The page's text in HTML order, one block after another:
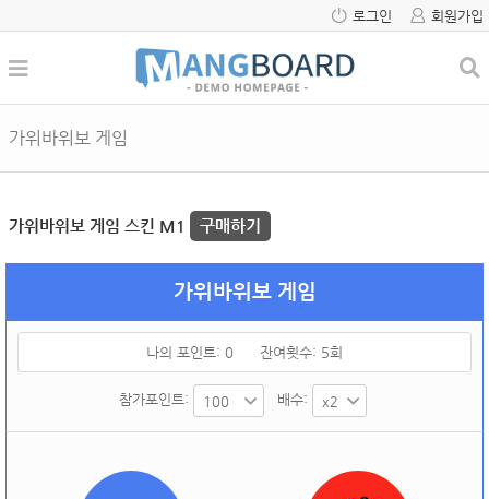
로그인 회원가입
가위바위보 게임
가위바위보 게임 스킨 M1 구매하기
가위바위보 게임
나의 포인트: 0 잔여횟수: 5회
참가포인트: 배수: